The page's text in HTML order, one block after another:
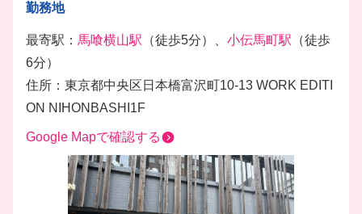
勤務地
最寄駅： 馬喰横山駅 （徒歩5分）、 小伝馬町駅 （徒歩
6分）
住所：東京都中央区日本橋富沢町10-13 WORK EDITI
ON NIHONBASHI1F
Google Mapで確認する